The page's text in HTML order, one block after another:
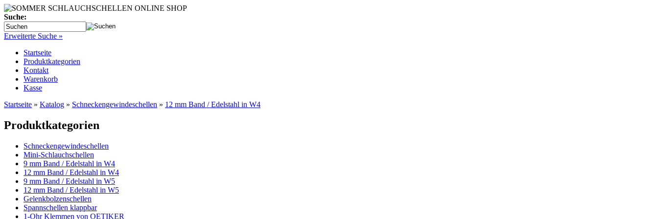
Suche:
Erweiterte Suche »
Startseite
Produktkategorien
Kontakt
Warenkorb
Kasse
Startseite » Katalog » Schneckengewindeschellen » 12 mm Band / Edelstahl in W4
Produktkategorien
Schneckengewindeschellen
Mini-Schlauchschellen
9 mm Band / Edelstahl in W4
12 mm Band / Edelstahl in W4
9 mm Band / Edelstahl in W5
12 mm Band / Edelstahl in W5
Gelenkbolzenschellen
Spannschellen klappbar
1-Ohr Klemmen von OETIKER